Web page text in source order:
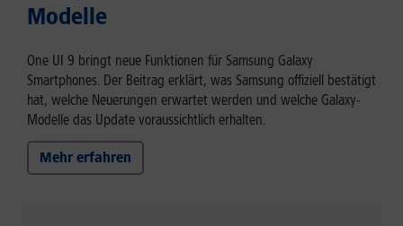
Modelle
One UI 9 bringt neue Funktionen für Samsung Galaxy
Smartphones. Der Beitrag erklärt, was Samsung offiziell bestätigt
hat, welche Neuerungen erwartet werden und welche Galaxy-
Modelle das Update voraussichtlich erhalten.
Mehr erfahren